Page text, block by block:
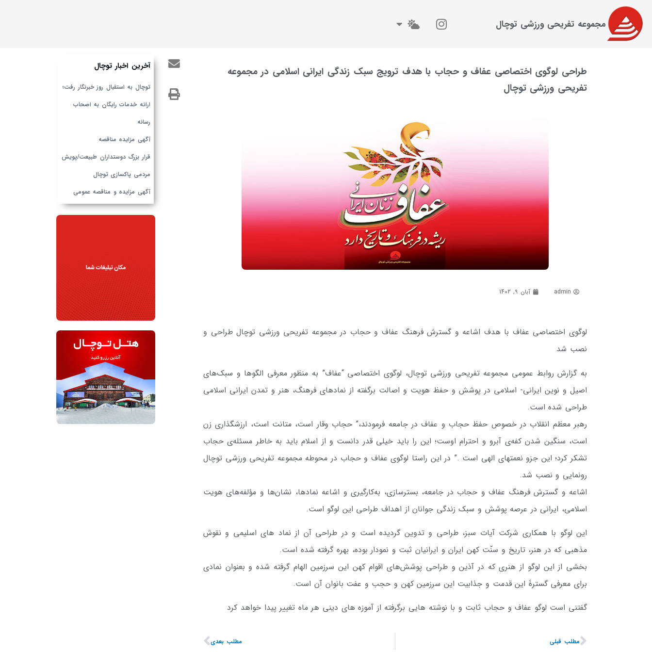
مجموعه تفریحی ورزشی توچال
طراحی لوگوی اختصاصی عفاف ‌و حجاب با هدف ترویج سبک زندگی ایرانی اسلامی در مجموعه
تفریحی ورزشی توچال
admin آبان 9, 1402
لوگوی اختصاصی عفاف با هدف اشاعه و گسترش فرهنگ عفاف و حجاب در مجموعه تفریحی ورزشی توچال طراحی و
نصب شد
به گزارش روابط عمومی مجموعه تفریحی ورزشی توچال، لوگوی اختصاصی “عفاف” به منظور معرفی الگوها و سبک‌های
اصیل و نوین ایرانی- اسلامی در پوشش و حفظ هویت و اصالت برگفته از نمادهای فرهنگ، هنر و تمدن ایرانی اسلامی
طراحی شده است.
رهبر معظم انقلاب در خصوص حفظ حجاب و عفاف در جامعه فرمودند،” حجاب وقار است، متانت است، ارزشگذاری زن
است، سنگین شدن کفه‌ی آبرو و احترام اوست؛ این را باید خیلی قدر دانست و از اسلام باید به خاطر مسئله‌ی حجاب
تشکر کرد؛ این جزو نعمتهای الهی است .” در این راستا لوگوی عفاف و حجاب در محوطه مجموعه تفریحی ورزشی توچال
رونمایی و نصب شد.
اشاعه و گسترش فرهنگ عفاف و حجاب در جامعه، بسترسازی، به‌کارگیری و اشاعه نمادها، نشان‌ها و مؤلفه‌های هویت
اسلامی، ایرانی در عرصه پوشش و سبک زندگی جوانان از اهداف طراحی این لوگو است.
این لوگو با همکاری شرکت آیات سبز، طراحی و تدوین گردیده است و در طراحی آن از نماد های اسلیمی و نقوش
مذهبی که در هنر، تاریخ و سنّت کهن ایران و ایرانیان ثبت و نمودار بوده، بهره گرفته شده است.
بخشی از این لوگو از هنری که در آذین و طراحی پوشش‌های اقوام کهن این سرزمین الهام گرفته شده و بعنوان نمادی
برای معرفی گسترۀ این قدمت و جذابیت این سرزمین کهن و حجب و عفت بانوان آن است.
گفتنی است لوگو عفاف و حجاب ثابت و با نوشته هایی برگرفته از آموزه های دینی هر ماه تغییر پیدا خواهد کرد
مطلب قبلی مطلب بعدی
آخرین اخبار توچال
توچال به استقبال روز خبرنگار رفت؛
ارائه خدمات رایگان به اصحاب
رسانه
آگهی مزایده مناقصه
قرار بزرگ دوستداران طبیعت/پویش
مردمی پاکسازی توچال
آگهی مزایده و مناقصه عمومی